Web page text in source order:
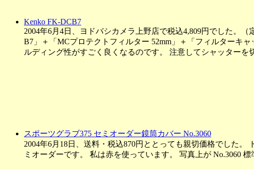
Kenko FK-DCB7
2004年6月4日、ヨドバシカメラ上野店で税込4,809円でした。
B7」＋「MCプロテクトフィルター 52mm」＋「フィルターキ
ルディング性がすごく良くなるのです。 注意してシャッターを
スポーツグラブ375 セミオーダー鏡筒カバー No.3060
2004年6月18日、送料・税込870円ととっても親切価格でした
ミオーダーです。 私は赤を使っています。 写真上が No.3060